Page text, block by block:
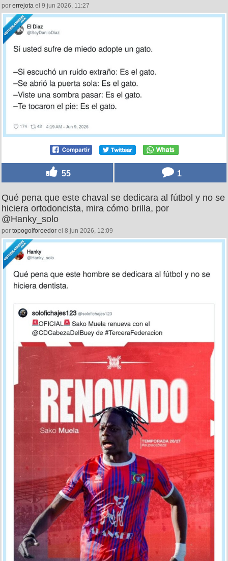
por errejota el 9 jun 2026, 11:27
55 1
Qué pena que este chaval se dedicara al fútbol y no se
hiciera ortodoncista, mira cómo brilla, por
@Hanky_solo
por topogolforoedor el 8 jun 2026, 12:09